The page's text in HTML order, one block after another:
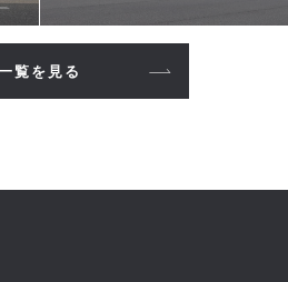
覧を見る